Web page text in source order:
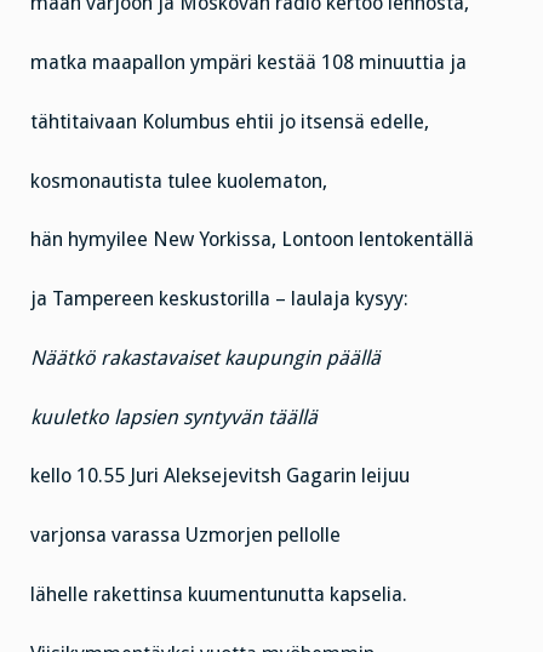
matka maapallon ympäri kestää 108 minuuttia ja
tähtitaivaan Kolumbus ehtii jo itsensä edelle,
kosmonautista tulee kuolematon,
hän hymyilee New Yorkissa, Lontoon lentokentällä
ja Tampereen keskustorilla – laulaja kysyy:
Näätkö rakastavaiset kaupungin päällä
kuuletko lapsien syntyvän täällä
kello 10.55 Juri Aleksejevitsh Gagarin leijuu
varjonsa varassa Uzmorjen pellolle
lähelle rakettinsa kuumentunutta kapselia.